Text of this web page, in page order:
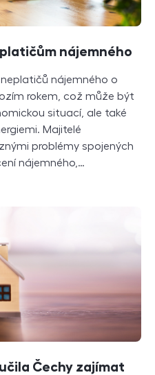
nájemného
nájemného o
rokem, což může být
situací, ale také
Majitelé
problémy spojených
nájemného,…
Čechy zajímat